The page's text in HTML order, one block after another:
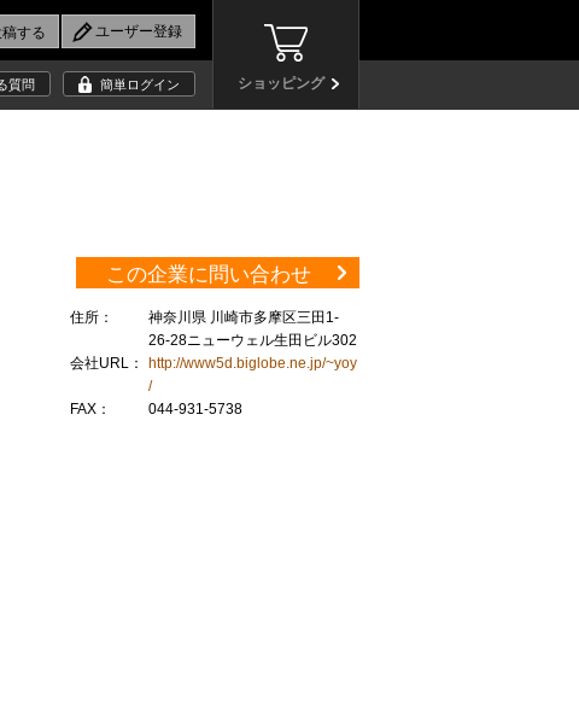
ショッピング
質問 簡単ログイン
この企業に問い合わせ
住所：
神奈川県 川崎市多摩区三田1-
26-28ニューウェル生田ビル302
会社URL：
http://www5d.biglobe.ne.jp/~yoy
/
FAX：
044-931-5738